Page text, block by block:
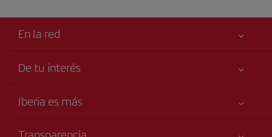
En la red
De tu interés
Accesibilidad
Iberia es más